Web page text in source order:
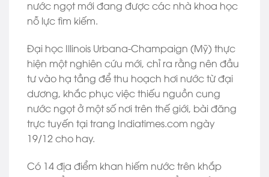
nước ngọt mới đang được các nhà khoa học
nỗ lực tìm kiếm.
Đại học Illinois Urbana-Champaign (Mỹ) thực
hiện một nghiên cứu mới, chỉ ra rằng nên đầu
tư vào hạ tầng để thu hoạch hơi nước từ đại
dương, khắc phục việc thiếu nguồn cung
nước ngọt ở một số nơi trên thế giới, bài đăng
trực tuyến tại trang Indiatimes.com ngày
19/12 cho hay.
Có 14 địa điểm khan hiếm nước trên khắp